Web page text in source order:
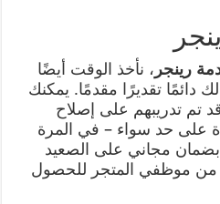
رينجر ، نأخذ الوقت أيضًا
دائمًا تقديرًا مقدمًا. يمكنك
قد تم تدريبهم على إصلاح
على حد سواء – في المرة
بضمان مجاني على الصعيد
من موظفي المتجر للحصول